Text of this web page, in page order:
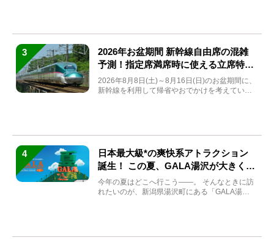
3
2026年お盆期間 新幹線自由席の混雑
予測！指定席満席時に使える立席特急
券も解説
2026年8月8日(土)～8月16日(日)のお盆期間に、
新幹線を利用して帰省やおでかけを考えている
4
日本最大級*の爽快系アトラクション
誕生！ この夏、GALA湯沢が大きく生
まれ変わる
今年の夏はどこへ行こう――。 そんなときに訪
れたいのが、新潟県湯沢町にある「GALA湯